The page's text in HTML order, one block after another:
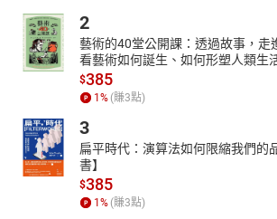
2
藝術的40堂公開課：透過故事，走
看藝術如何誕生、如何形塑人類生
$385
1% (賺3點)
3
扁平時代：演算法如何限縮我們的
書】
$385
1% (賺3點)